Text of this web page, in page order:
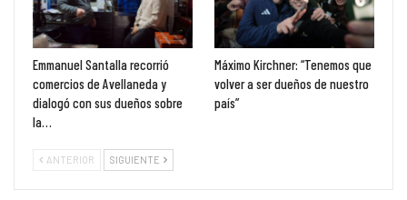
Emmanuel Santalla recorrió
comercios de Avellaneda y
dialogó con sus dueños sobre
la…
Máximo Kirchner: “Tenemos que
volver a ser dueños de nuestro
país”
ANTERIOR SIGUIENTE